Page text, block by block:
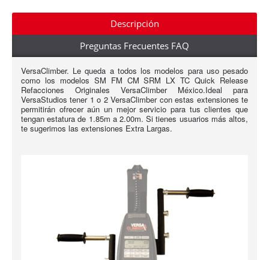
Descripción
Preguntas Frecuentes FAQ
VersaClimber. Le queda a todos los modelos para uso pesado
como los modelos SM FM CM SRM LX TC Quick Release
Refacciones Originales VersaClimber México.Ideal para
VersaStudios tener 1 o 2 VersaClimber con estas extensiones te
permitirán ofrecer aún un mejor servicio para tus clientes que
tengan estatura de 1.85m a 2.00m. Si tienes usuarios más altos,
te sugerimos las extensiones Extra Largas.